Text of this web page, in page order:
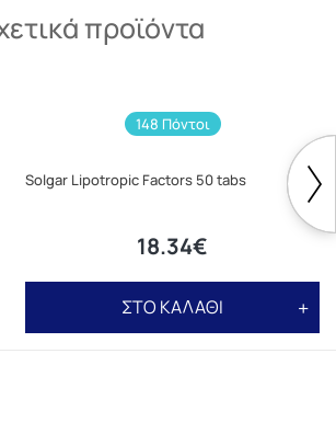
προϊόντα
148 Πόντοι
Solgar Lipotropic Factors 50 tabs
18.34€
ΣΤΟ ΚΑΛΑΘΙ